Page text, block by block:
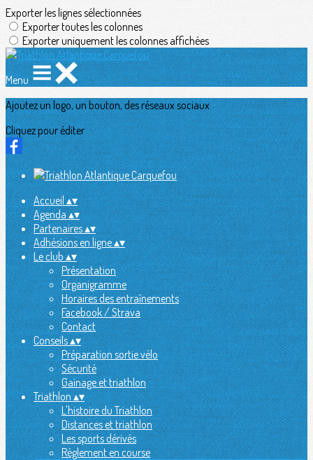
Exporter les lignes sélectionnées
Exporter toutes les colonnes
Exporter uniquement les colonnes affichées
Menu
Ajoutez un logo, un bouton, des réseaux sociaux
Cliquez pour éditer
Accueil▴▾
Agenda▴▾
Partenaires▴▾
Adhésions en ligne▴▾
Le club▴▾
Présentation
Organigramme
Horaires des entraînements
Facebook / Strava
Contact
Conseils▴▾
Préparation sortie vélo
Sécurité
Gainage et triathlon
Triathlon▴▾
L'histoire du Triathlon
Distances et triathlon
Les sports dérivés
Règlement en course